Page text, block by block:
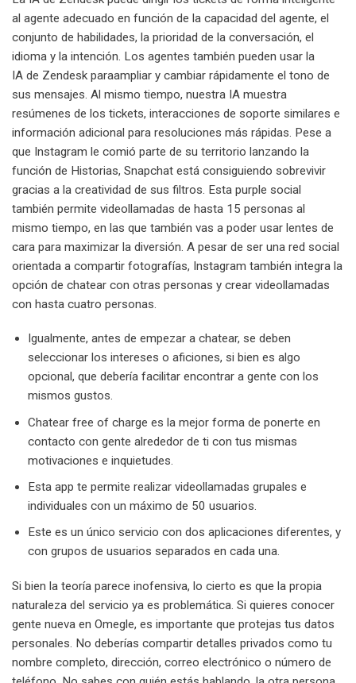
al agente adecuado en función de la capacidad del agente, el
conjunto de habilidades, la prioridad de la conversación, el
idioma y la intención. Los agentes también pueden usar la
IA de Zendesk paraampliar y cambiar rápidamente el tono de
sus mensajes. Al mismo tiempo, nuestra IA muestra
resúmenes de los tickets, interacciones de soporte similares e
información adicional para resoluciones más rápidas. Pese a
que Instagram le comió parte de su territorio lanzando la
función de Historias, Snapchat está consiguiendo sobrevivir
gracias a la creatividad de sus filtros. Esta purple social
también permite videollamadas de hasta 15 personas al
mismo tiempo, en las que también vas a poder usar lentes de
cara para maximizar la diversión. A pesar de ser una red social
orientada a compartir fotografías, Instagram también integra la
opción de chatear con otras personas y crear videollamadas
con hasta cuatro personas.
Igualmente, antes de empezar a chatear, se deben
seleccionar los intereses o aficiones, si bien es algo
opcional, que debería facilitar encontrar a gente con los
mismos gustos.
Chatear free of charge es la mejor forma de ponerte en
contacto con gente alrededor de ti con tus mismas
motivaciones e inquietudes.
Esta app te permite realizar videollamadas grupales e
individuales con un máximo de 50 usuarios.
Este es un único servicio con dos aplicaciones diferentes, y
con grupos de usuarios separados en cada una.
Si bien la teoría parece inofensiva, lo cierto es que la propia
naturaleza del servicio ya es problemática. Si quieres conocer
gente nueva en Omegle, es importante que protejas tus datos
personales. No deberías compartir detalles privados como tu
nombre completo, dirección, correo electrónico o número de